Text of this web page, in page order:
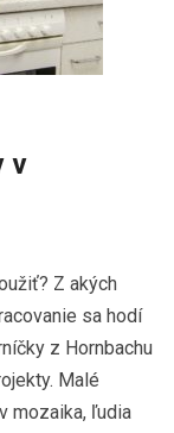
v
Z akých
sa hodí
z Hornbachu
Malé
mozaika, ľudia